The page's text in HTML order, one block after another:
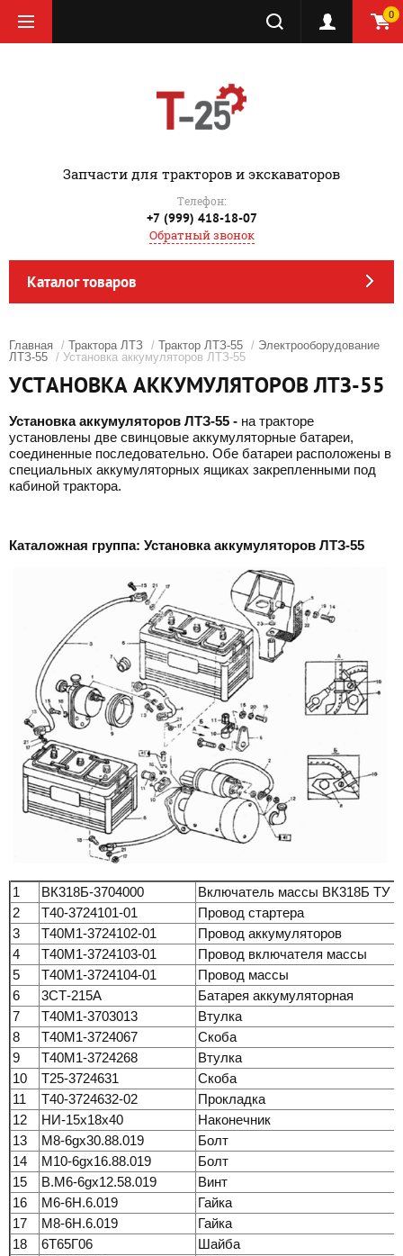
0
‎Запчасти для тракторов и экскаваторов
Телефон:
+7 (999) 418-18-07
Обратный звонок
Каталог товаров
Главная / Трактора ЛТЗ / Трактор ЛТЗ-55 / Электрооборудование
ЛТЗ-55 / Установка аккумуляторов ЛТЗ-55
УСТАНОВКА АККУМУЛЯТОРОВ ЛТЗ-55
Установка аккумуляторов ЛТЗ-55 - на тракторе
установлены две свинцовые аккумуляторные батареи,
соединенные последовательно. Обе батареи расположены в
специальных аккумуляторных ящиках закрепленными под
кабиной трактора.
Каталожная группа: Установка аккумуляторов ЛТЗ-55
1 ВК318Б-3704000
Включатель массы ВК318Б ТУ
2
Т40-3724101-01
Провод стартера
3
Т40М1-3724102-01
Провод аккумуляторов
4
Т40М1-3724103-01
Провод включателя массы
5
Т40М1-3724104-01
Провод массы
6
3СТ-215А
Батарея аккумуляторная
7
Т40М1-3703013
Втулка
8
Т40М1-3724067
Скоба
9
Т40М1-3724268
Втулка
10
Т25-3724631
Скоба
11
Т40-3724632-02
Прокладка
12
НИ-15х18х40
Наконечник
13
М8-6gх30.88.019
Болт
14
М10-6gх16.88.019
Болт
15
В.М6-6gх12.58.019
Винт
16
М6-6Н.6.019
Гайка
17
М8-6Н.6.019
Гайка
18
6Т65Г06
Шайба